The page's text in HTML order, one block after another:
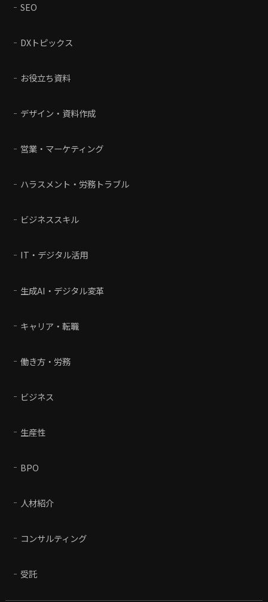
SEO
DXトピックス
お役立ち資料
デザイン・資料作成
営業・マーケティング
ハラスメント・労務トラブル
ビジネススキル
IT・デジタル活用
生成AI・デジタル変革
キャリア・転職
働き方・労務
ビジネス
生産性
BPO
人材紹介
コンサルティング
受託